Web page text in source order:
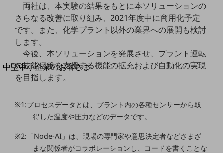
最新の導入事例や注目の導入事例をご紹介します
セミナー
開催・出展する各種セミナー、イベント情報をご紹介します
別ウィンドウで開きます
中堅中小企業のお客さま
NTTドコモビジネスウォッチ
旬な話題やお役立ち資料などDXの課題を
解決するヒントをお届けする記事サイト
お役立ち資料ダウンロード
トレンド記事特集
両社は、本実験の結果をもとに本ソリューションの
さらなる改善に取り組み、2021年度中に商用化予定
です。また、化学プラント以外の業界への展開も検討
します。
今後、本ソリューションを発展させ、プラント運転
の技能伝承を支援する機能の拡充および自動化の実現
を目指します。
※1:プロセスデータとは、プラント内の各種センサーから取
得した温度や圧力などのデータです。
※2:「Node-AI」は、現場の専門家や意思決定者などさまざ
まな関係者がコラボレーションし、コードを書くことな